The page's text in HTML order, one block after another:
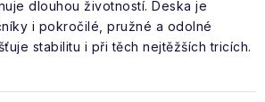
dlouhou životností. Deska je
i pokročilé, pružné a odolné
stabilitu i při těch nejtěžších tricích.